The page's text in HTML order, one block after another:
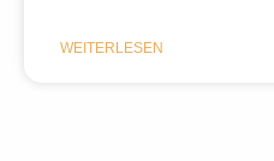
WEITERLESEN